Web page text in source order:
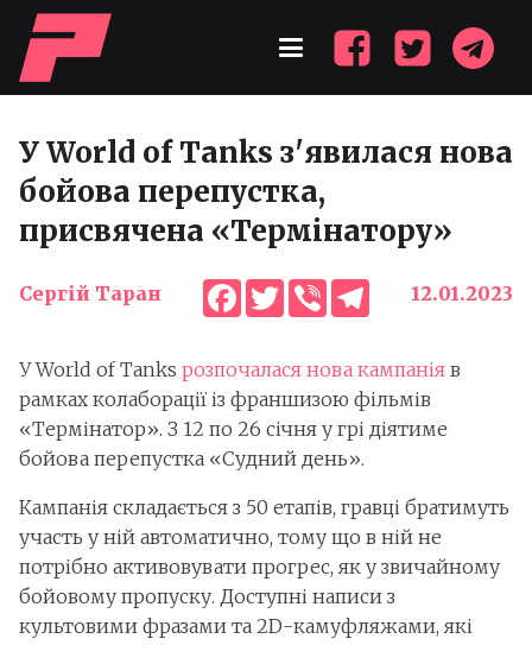
У World of Tanks з'явилася нова
бойова перепустка,
присвячена «Термінатору»
Сергій Таран Facebook
TwitterViber Telegram
12.01.2023
У World of Tanks розпочалася нова кампанія в
рамках колаборації із франшизою фільмів
«Термінатор». З 12 по 26 січня у грі діятиме
бойова перепустка «Судний день».
Кампанія складається з 50 етапів, гравці братимуть
участь у ній автоматично, тому що в ній не
потрібно активовувати прогрес, як у звичайному
бойовому пропуску. Доступні написи з
культовими фразами та 2D-камуфляжами, які